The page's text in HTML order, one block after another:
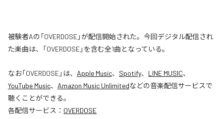
被験者Aの「OVERDOSE」が配信開始された。今回デジタル配信され
た楽曲は、「OVERDOSE」を含む全1曲となっている。
なお「OVERDOSE」は、 Apple Music、 Spotify、 LINE MUSIC、
YouTube Music、 Amazon Music Unlimitedなどの音楽配信サービスで
聴くことができる。
各配信サービス： OVERDOSE